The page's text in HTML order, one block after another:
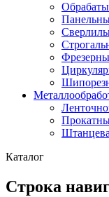
Каталог
Строка